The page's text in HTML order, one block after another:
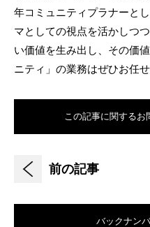
年コミュニティプラナーと
マとしての視点を活かしつ
い価値を生み出し、その価
ニティ」の業務はぜひお任
この記事に関するお
前の記事
バックナン